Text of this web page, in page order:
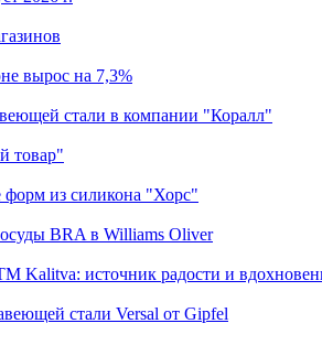
вырос на 7,3%
стали в компании "Коралл"
товар"
из силикона "Хорс"
BRA в Williams Oliver
источник радости и
стали Versal от Gipfel